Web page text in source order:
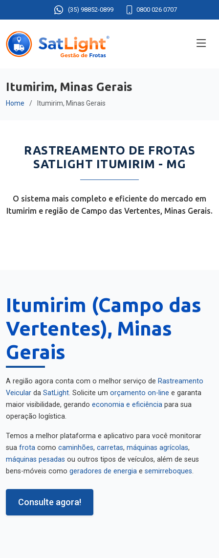
(35) 98852-0899 0800 026 0707
Itumirim, Minas Gerais
Home Itumirim, Minas Gerais
RASTREAMENTO DE FROTAS
SATLIGHT ITUMIRIM - MG
O sistema mais completo e eficiente do mercado em
Itumirim e região de Campo das Vertentes, Minas Gerais.
Itumirim (Campo das
Vertentes), Minas
Gerais
A região agora conta com o melhor serviço de Rastreamento
Veicular da SatLight. Solicite um orçamento on-line e garanta
maior visibilidade, gerando economia e eficiência para sua
operação logística.
Temos a melhor plataforma e aplicativo para você monitorar
sua frota como caminhões, carretas, máquinas agrícolas,
máquinas pesadas ou outros tipos de veículos, além de seus
bens-móveis como geradores de energia e semirreboques.
Consulte agora!